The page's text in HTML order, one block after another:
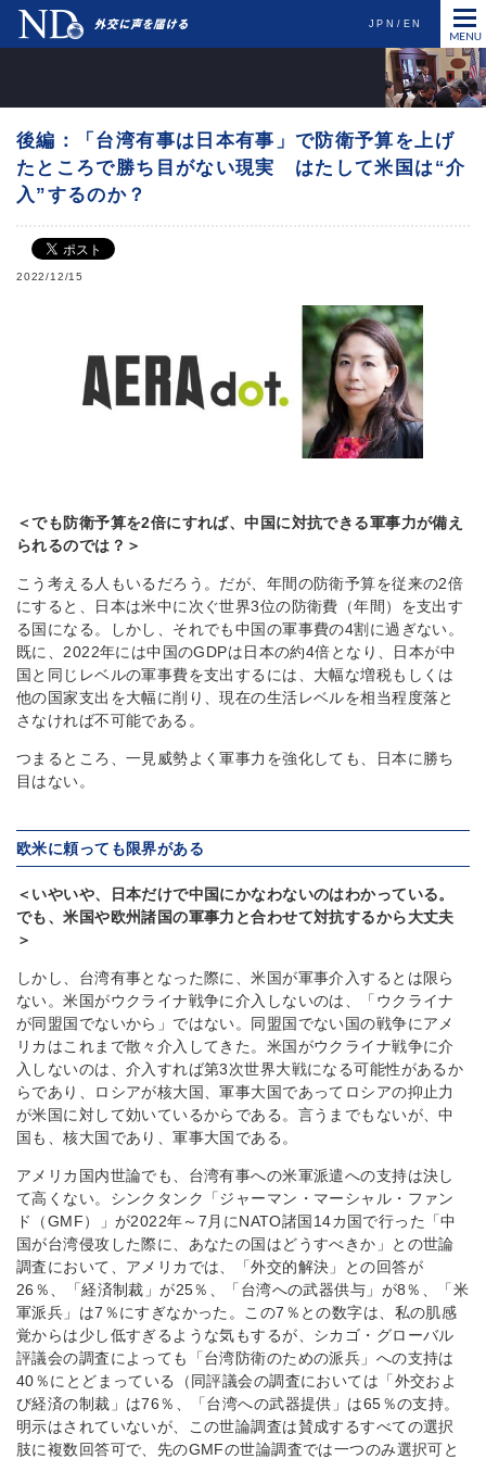
JPN EN
後編：「台湾有事は日本有事」で防衛予算を上げ
たところで勝ち目がない現実 はたして米国は“介
入”するのか？
2022/12/15
＜でも防衛予算を2倍にすれば、中国に対抗できる軍事力が備え
られるのでは？＞
こう考える人もいるだろう。だが、年間の防衛予算を従来の2倍
にすると、日本は米中に次ぐ世界3位の防衛費（年間）を支出す
る国になる。しかし、それでも中国の軍事費の4割に過ぎない。
既に、2022年には中国のGDPは日本の約4倍となり、日本が中
国と同じレベルの軍事費を支出するには、大幅な増税もしくは
他の国家支出を大幅に削り、現在の生活レベルを相当程度落と
さなければ不可能である。
つまるところ、一見威勢よく軍事力を強化しても、日本に勝ち
目はない。
欧米に頼っても限界がある
＜いやいや、日本だけで中国にかなわないのはわかっている。
でも、米国や欧州諸国の軍事力と合わせて対抗するから大丈夫
＞
しかし、台湾有事となった際に、米国が軍事介入するとは限ら
ない。米国がウクライナ戦争に介入しないのは、「ウクライナ
が同盟国でないから」ではない。同盟国でない国の戦争にアメ
リカはこれまで散々介入してきた。米国がウクライナ戦争に介
入しないのは、介入すれば第3次世界大戦になる可能性があるか
らであり、ロシアが核大国、軍事大国であってロシアの抑止力
が米国に対して効いているからである。言うまでもないが、中
国も、核大国であり、軍事大国である。
アメリカ国内世論でも、台湾有事への米軍派遣への支持は決し
て高くない。シンクタンク「ジャーマン・マーシャル・ファン
ド（GMF）」が2022年～7月にNATO諸国14カ国で行った「中
国が台湾侵攻した際に、あなたの国はどうすべきか」との世論
調査において、アメリカでは、「外交的解決」との回答が
26％、「経済制裁」が25％、「台湾への武器供与」が8％、「米
軍派兵」は7％にすぎなかった。この7％との数字は、私の肌感
覚からは少し低すぎるような気もするが、シカゴ・グローバル
評議会の調査によっても「台湾防衛のための派兵」への支持は
40％にとどまっている（同評議会の調査においては「外交およ
び経済の制裁」は76％、「台湾への武器提供」は65％の支持。
明示はされていないが、この世論調査は賛成するすべての選択
肢に複数回答可で、先のGMFの世論調査では一つのみ選択可と